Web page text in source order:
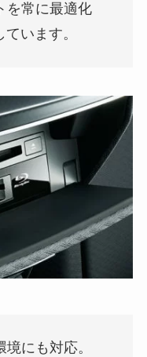
を常に最適化
います。
にも対応。